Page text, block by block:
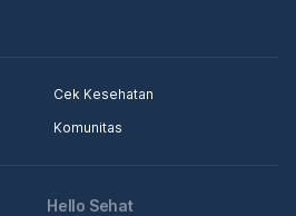
Cek Kesehatan
Komunitas
Hello Sehat